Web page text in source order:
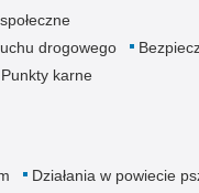
drogowego
Punkty karne
Działania w powiecie